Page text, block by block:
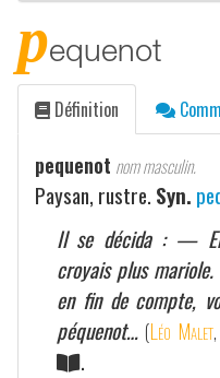
pequenot
Définition
pequenot nom masculin.
Paysan, rustre. Syn.
Il se décida : —
croyais plus
en fin de compte,
péquenot… (Léo Malet,
.